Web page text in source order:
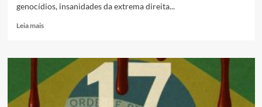
genocídios, insanidades da extrema direita...
Leia maisRead
O
ANO
DA
EXTRATERRESTRE